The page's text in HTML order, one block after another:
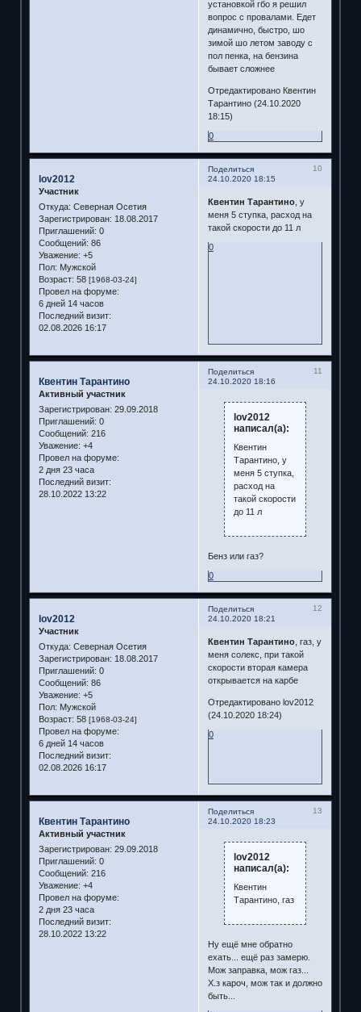
установкой гбо я решил
вопрос с провалами. Едет
динамично, быстро, шо
зимой шо летом заводу с
пол пенка, на бензина
бывает сложнее
Отредактировано Квентин
Тарантино (24.10.2020
18:15)
0
Поделиться
10
24.10.2020 18:15
lov2012
Участник
Откуда: Северная Осетия
Зарегистрирован: 18.08.2017
Приглашений: 0
Сообщений: 86
Уважение: +5
Пол: Мужской
Возраст: 58 [1968-03-24]
Провел на форуме:
6 дней 14 часов
Последний визит:
02.08.2026 16:17
Квентин Тарантино, у
меня 5 ступка, расход на
такой скорости до 11 л
0
Поделиться
11
24.10.2020 18:16
Квентин Тарантино
Активный участник
Зарегистрирован: 29.09.2018
Приглашений: 0
Сообщений: 216
Уважение: +4
Провел на форуме:
2 дня 23 часа
Последний визит:
28.10.2022 13:22
lov2012
написал(а):
Квентин
Тарантино, у
меня 5 ступка,
расход на
такой скорости
до 11 л
Бенз или газ?
0
Поделиться
12
24.10.2020 18:21
lov2012
Участник
Откуда: Северная Осетия
Зарегистрирован: 18.08.2017
Приглашений: 0
Сообщений: 86
Уважение: +5
Пол: Мужской
Возраст: 58 [1968-03-24]
Провел на форуме:
6 дней 14 часов
Последний визит:
02.08.2026 16:17
Квентин Тарантино, газ, у
меня солекс, при такой
скорости вторая камера
открывается на карбе
Отредактировано lov2012
(24.10.2020 18:24)
0
Поделиться
13
24.10.2020 18:23
Квентин Тарантино
Активный участник
Зарегистрирован: 29.09.2018
Приглашений: 0
Сообщений: 216
Уважение: +4
Провел на форуме:
2 дня 23 часа
Последний визит:
28.10.2022 13:22
lov2012
написал(а):
Квентин
Тарантино, газ
Ну ещё мне обратно
ехать... ещё раз замерю.
Мож заправка, мож газ...
Х.з кароч, мож так и должно
быть...